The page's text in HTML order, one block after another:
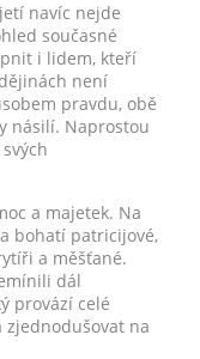
navíc nejde
současné
i lidem, kteří
není
pravdu, obě
násilí. Naprostou
a majetek. Na
bohatí patricijové,
a měšťané.
dál
provází celé
na